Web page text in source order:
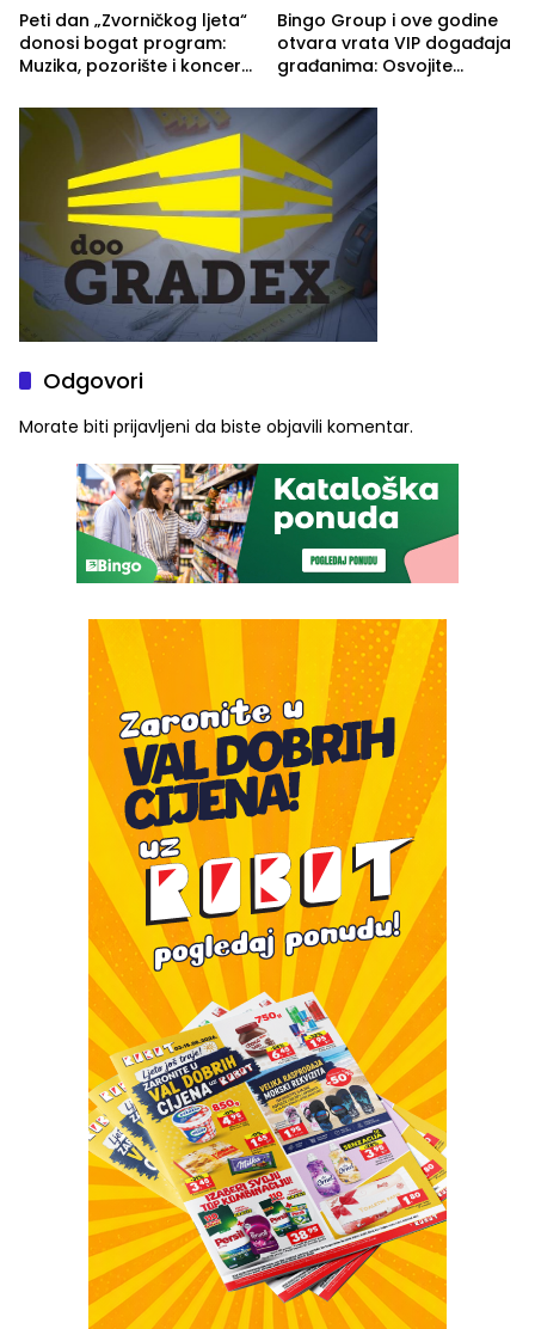
Peti dan „Zvorničkog ljeta“
donosi bogat program:
Muzika, pozorište i koncert
Bingo Group i ove godine
otvara vrata VIP događaja
građanima: Osvojite
Graše
Odgovori
Morate biti prijavljeni da biste objavili komentar.